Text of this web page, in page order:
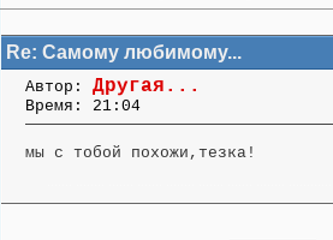
Re: Cамому любимому...
Автор: Другая...
Время: 21:04
мы с тобой похожи,тезка!